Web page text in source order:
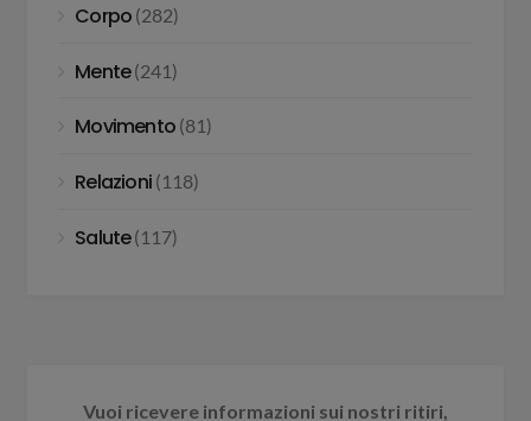
Corpo (282)
Mente(241)
Movimento(81)
Relazioni(118)
Salute(117)
Vuoi ricevere informazioni sui nostri ritiri,